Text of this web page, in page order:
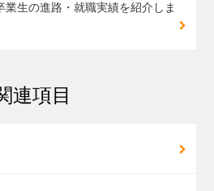
業生の進路・就職実績を紹介しま
連項目